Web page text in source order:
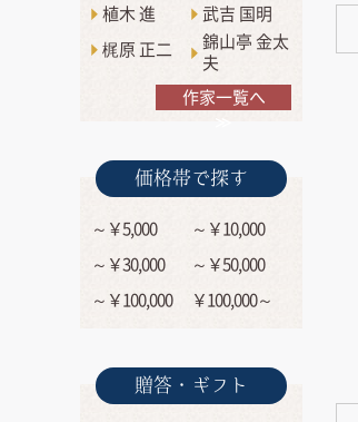
植木 進
武吉 国明
梶原 正二
錦山亭 金太
夫
作家一覧へ
価格帯で探す
～￥5,000
～￥10,000
～￥30,000
～￥50,000
～￥100,000
￥100,000～
贈答・ギフト